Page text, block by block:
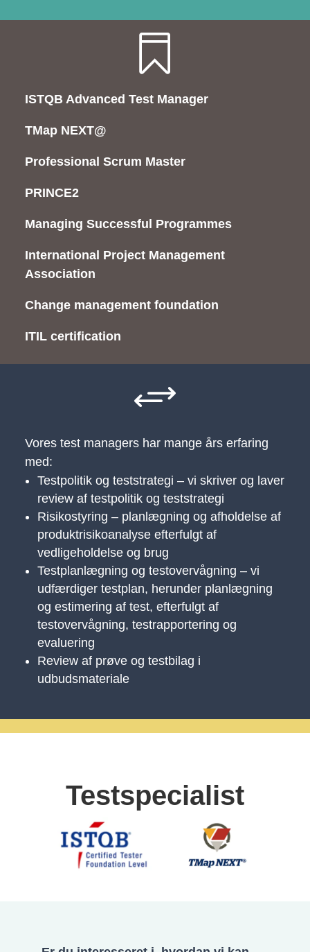

ISTQB Advanced Test Manager
TMap NEXT@
Professional Scrum Master
PRINCE2
Managing Successful Programmes
International Project Management
Association
Change management foundation
ITIL certification
+
Vores test managers har mange års erfaring
med:
Testpolitik og teststrategi – vi skriver og laver
review af testpolitik og teststrategi
Risikostyring – planlægning og afholdelse af
produktrisikoanalyse efterfulgt af
vedligeholdelse og brug
Testplanlægning og testovervågning – vi
udfærdiger testplan, herunder planlægning
og estimering af test, efterfulgt af
testovervågning, testrapportering og
evaluering
Review af prøve og testbilag i
udbudsmateriale
Testspecialist